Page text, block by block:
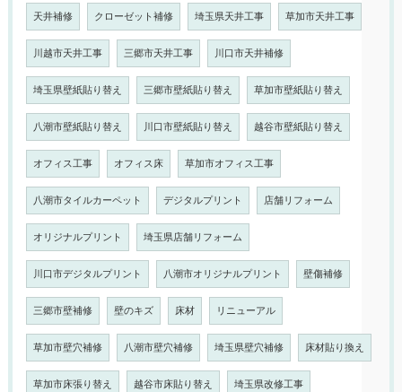
天井補修 クローゼット補修 埼玉県天井工事 草加市天井工事
川越市天井工事 三郷市天井工事 川口市天井補修
埼玉県壁紙貼り替え 三郷市壁紙貼り替え 草加市壁紙貼り替え
八潮市壁紙貼り替え 川口市壁紙貼り替え 越谷市壁紙貼り替え
オフィス工事 オフィス床 草加市オフィス工事
八潮市タイルカーペット デジタルプリント 店舗リフォーム
オリジナルプリント 埼玉県店舗リフォーム
川口市デジタルプリント 八潮市オリジナルプリント 壁傷補修
三郷市壁補修 壁のキズ 床材 リニューアル
草加市壁穴補修 八潮市壁穴補修 埼玉県壁穴補修 床材貼り換え
草加市床張り替え 越谷市床貼り替え 埼玉県改修工事